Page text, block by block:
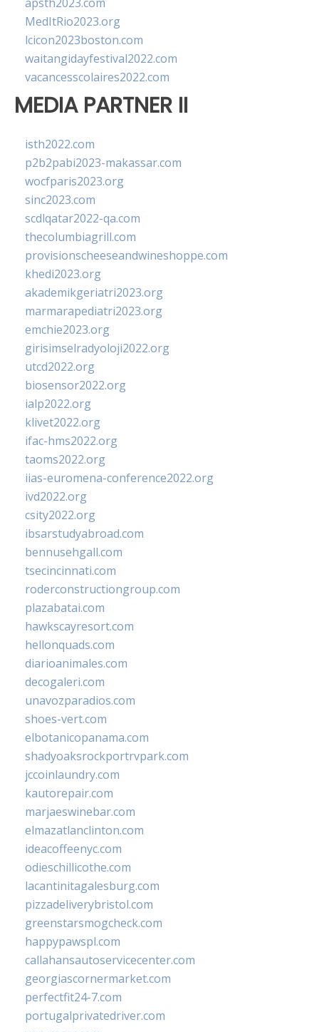
MedItRio2023.org
lcicon2023boston.com
waitangidayfestival2022.com
vacancesscolaires2022.com
MEDIA PARTNER II
isth2022.com
p2b2pabi2023-makassar.com
wocfparis2023.org
sinc2023.com
scdlqatar2022-qa.com
thecolumbiagrill.com
provisionscheeseandwineshoppe.com
khedi2023.org
akademikgeriatri2023.org
marmarapediatri2023.org
emchie2023.org
girisimselradyoloji2022.org
utcd2022.org
biosensor2022.org
ialp2022.org
klivet2022.org
ifac-hms2022.org
taoms2022.org
iias-euromena-conference2022.org
ivd2022.org
csity2022.org
ibsarstudyabroad.com
bennusehgall.com
tsecincinnati.com
roderconstructiongroup.com
plazabatai.com
hawkscayresort.com
hellonquads.com
diarioanimales.com
decogaleri.com
unavozparadios.com
shoes-vert.com
elbotanicopanama.com
shadyoaksrockportrvpark.com
jccoinlaundry.com
kautorepair.com
marjaeswinebar.com
elmazatlanclinton.com
ideacoffeenyc.com
odieschillicothe.com
lacantinitagalesburg.com
pizzadeliverybristol.com
greenstarsmogcheck.com
happypawspl.com
callahansautoservicecenter.com
georgiascornermarket.com
perfectfit24-7.com
portugalprivatedriver.com